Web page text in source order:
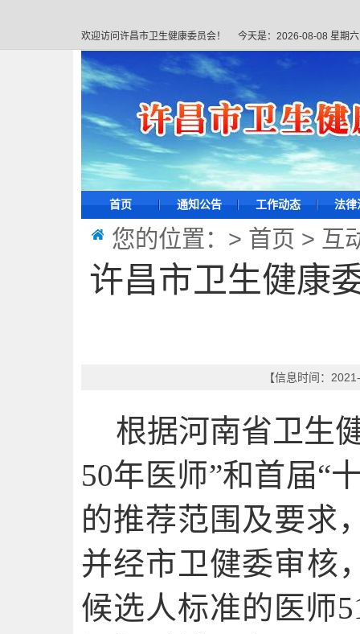
欢迎访问许昌市卫生健康委员会！ 今天是： 2026-08-08 星期六
首页 通知公告 工作动态 法律
您的位置：> 首页 > 互
许昌市卫生健康
【信息时间：
根据河南省卫生
50年医师”和首届“
的推荐范围及要求
并经市卫健委审核
候选人标准的医师